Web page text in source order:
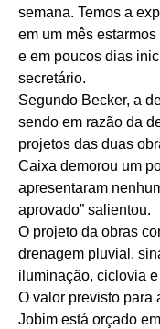
semana. Temos a
em um mês
e em poucos dias
secretário.
Segundo Becker, a
sendo em razão da
projetos das duas
Caixa demorou um
apresentaram
aprovado” salientou.
O projeto da obras
drenagem pluvial,
iluminação, ciclovia
O valor previsto para
Jobim está orçado